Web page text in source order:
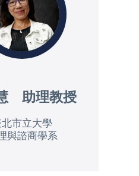
助理教授
市立大學
與諮商學系